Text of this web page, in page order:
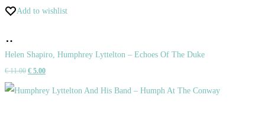
Add to wishlist
do
košíka
Helen Shapiro, Humphrey Lyttelton – Echoes Of The Duke
€11.00 Pôvodná
€ 5.00Aktuálna